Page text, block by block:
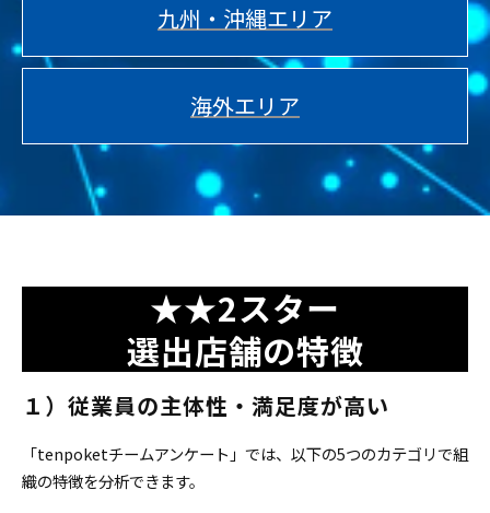
九州・沖縄エリア
海外エリア
★★2スター
選出店舗の特徴
１）従業員の主体性・満足度が高い
「tenpoketチームアンケート」では、以下の5つのカテゴリで組
織の特徴を分析できます。